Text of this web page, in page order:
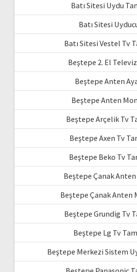
Batı Sitesi Uydu
Batı Sitesi
Batı Sitesi Vestel Tv
Beştepe 2. El
Beştepe Anten
Beştepe Anten
Beştepe Arçelik Tv
Beştepe Axen Tv
Beştepe Beko Tv
Beştepe Çanak Anten
Beştepe Çanak Anten
Beştepe Grundig Tv
Beştepe Lg Tv
Beştepe Merkezi Sistem